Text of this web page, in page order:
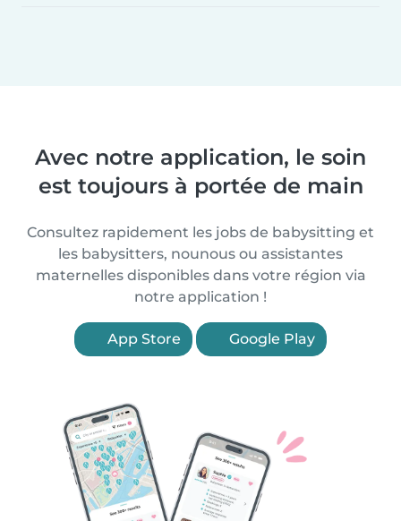
Avec notre application, le soin
est toujours à portée de main
Consultez rapidement les jobs de babysitting et
les babysitters, nounous ou assistantes
maternelles disponibles dans votre région via
notre application !
App Store Google Play